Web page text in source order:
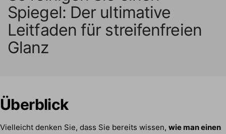
Spiegel: Der ultimative
Leitfaden für streifenfreien
Glanz
Überblick
Vielleicht denken Sie, dass Sie bereits wissen, wie man einen